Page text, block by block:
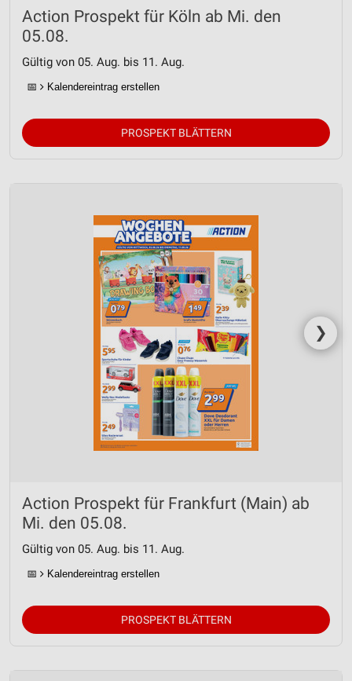
Action Prospekt für Köln ab Mi. den
05.08.
Gültig von 05. Aug. bis 11. Aug.
📅 Kalendereintrag erstellen
PROSPEKT BLÄTTERN
❯
Action Prospekt für Frankfurt (Main) ab
Mi. den 05.08.
Gültig von 05. Aug. bis 11. Aug.
📅 Kalendereintrag erstellen
PROSPEKT BLÄTTERN